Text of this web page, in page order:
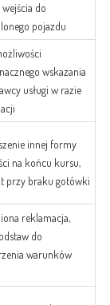
do
pojazdu
wskazania
usługi w razie
innej formy
na końcu kursu,
przy braku gotówki
reklamacja,
do
warunków